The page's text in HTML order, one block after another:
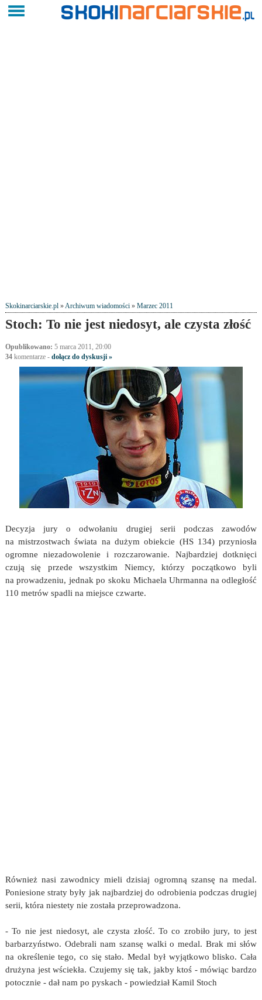
Skokinarciarskie.pl»Archiwum wiadomości» Marzec 2011
Stoch: To nie jest niedosyt, ale czysta złość
Opublikowano: 5 marca 2011, 20:00
34komentarze- dołącz do dyskusji »
Decyzja jury o odwołaniu drugiej serii podczas zawodów
na mistrzostwach świata na dużym obiekcie (HS 134) przyniosła
ogromne niezadowolenie i rozczarowanie. Najbardziej dotknięci
czują się przede wszystkim Niemcy, którzy początkowo byli
na prowadzeniu, jednak po skoku Michaela Uhrmanna na odległość
110 metrów spadli na miejsce czwarte.
Również nasi zawodnicy mieli dzisiaj ogromną szansę na medal.
Poniesione straty były jak najbardziej do odrobienia podczas drugiej
serii, która niestety nie została przeprowadzona.
- To nie jest niedosyt, ale czysta złość. To co zrobiło jury, to jest
barbarzyństwo. Odebrali nam szansę walki o medal. Brak mi słów
na określenie tego, co się stało. Medal był wyjątkowo blisko. Cała
drużyna jest wściekła. Czujemy się tak, jakby ktoś - mówiąc bardzo
potocznie - dał nam po pyskach - powiedział Kamil Stoch